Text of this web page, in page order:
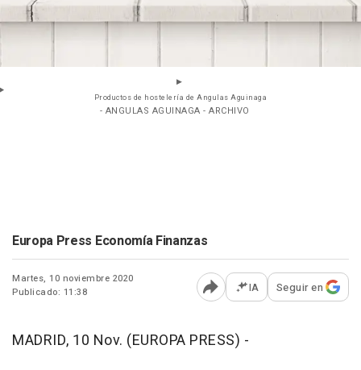
Productos de hostelería de Angulas Aguinaga
- ANGULAS AGUINAGA - ARCHIVO
Europa Press Economía Finanzas
Martes, 10 noviembre 2020
Publicado: 11:38
Abrir opciones para
IA Seguir en
MADRID, 10 Nov. (EUROPA PRESS) -